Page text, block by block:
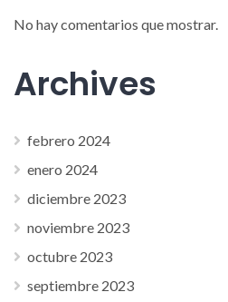
No hay comentarios que mostrar.
Archives
febrero 2024
enero 2024
diciembre 2023
noviembre 2023
octubre 2023
septiembre 2023